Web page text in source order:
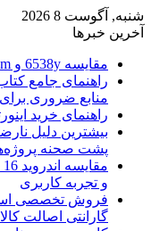
شنبه, آگوست 8 2026
آخرین خبرها
مقایسه 6538y و intel xeon platinum 8470q oem
راهنمای جامع
منابع ضروری
راهنمای خرید
بیشترین دلیل
پشت صحنه
و تجربه کاربری
فروش تخصصی
گارانتی اصالت